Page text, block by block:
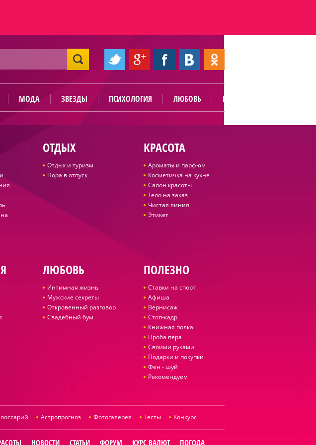
МОДА ЗВЕЗДЫ ПСИХОЛОГИЯ ЛЮБОВЬ ПОЛЕЗНО
ОТДЫХ
Отдых и туризм
Пора в отпуск
КРАСОТА
Ароматы и парфюм
Косметичка на кухне
Салон красоты
Тело на заказ
Чистая линия
Этикет
ЛЮБОВЬ
Интимная жизнь
Мужские секреты
Откровенный разговор
Свадебный бум
ПОЛЕЗНО
Ставки на спорт
Афиша
Вернисаж
Стоп-кадр
Книжная полка
Проба пера
Своими руками
Подарки и покупки
Фен - шуй
Рекомендуем
Астропрогноз Фотогалерея Тесты Конкурс
НОВОСТИ СТАТЬИ ФОРУМ КУРС ВАЛЮТ ПОГОДА